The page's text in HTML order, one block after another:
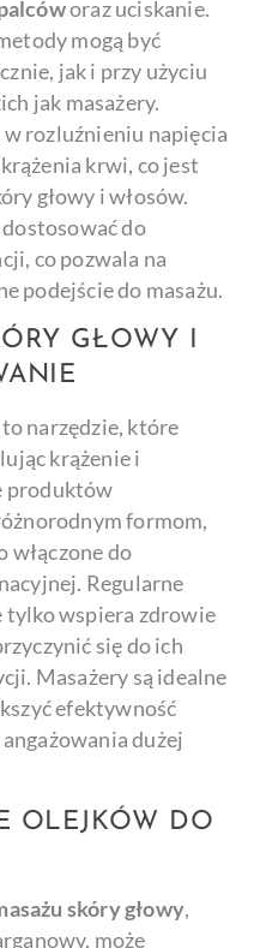
oraz uciskanie.
mogą być
jak i przy użyciu
jak masażery.
rozluźnieniu napięcia
krwi, co jest
głowy i włosów.
do
co pozwala na
podejście do masażu.
GŁOWY I
to narzędzie, które
krążenie i
produktów
formom,
włączone do
Regularne
tylko wspiera zdrowie
się do ich
Masażery są idealne
efektywność
dużej
OLEJKÓW DO
skóry głowy,
może